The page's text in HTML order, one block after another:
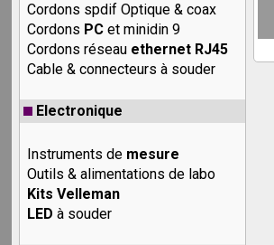
Cordons spdif Optique & coax
Cordons PC et minidin 9
Cordons réseau ethernet RJ45
Cable & connecteurs à souder
Electronique
Instruments de mesure
Outils & alimentations de labo
Kits Velleman
LED à souder